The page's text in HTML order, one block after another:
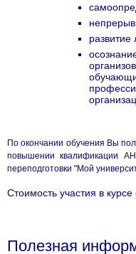
развитие
По окончании обучения Вы
повышении квалификации
переподготовки "Мой
Стоимость участия в
Полезная